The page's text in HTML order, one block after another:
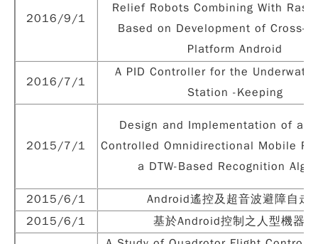
2016/9/1
Relief Robots Combining With
Based on Development of Cross-
Platform Android
2016/7/1
A PID Controller for the
Station -Keeping
2015/7/1
Design and Implementation of a
Controlled Omnidirectional Mobile
a DTW-Based Recognition
2015/6/1
Android遙控及超音波避障自走
2015/6/1
基於Android控制之人型機器人